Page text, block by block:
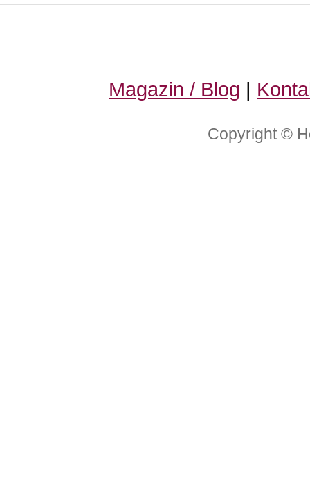
Magazin / Blog |
Copyright ©